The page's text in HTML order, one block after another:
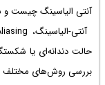
آنتی الیاسینگ چیست
حالت دندانه‌‌ای یا
بررسی روش‌های مختلف